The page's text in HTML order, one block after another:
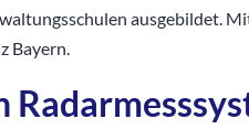
ausgebildet.
Bayern.